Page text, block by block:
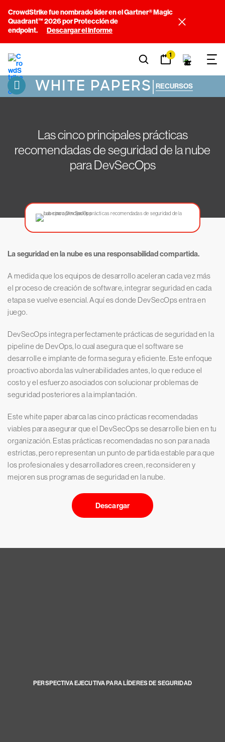
CrowdStrike fue nombrado líder en el Gartner® Magic
Quadrant™ 2026 por Protección de
endpoint.
Descargar el informe
1
WHITE PAPERS| RECURSOS
Las cinco principales prácticas
recomendadas de seguridad de la nube
para DevSecOps
La seguridad en la nube es una responsabilidad compartida.
A medida que los equipos de desarrollo aceleran cada vez más
el proceso de creación de software, integrar seguridad en cada
etapa se vuelve esencial. Aquí es donde DevSecOps entra en
juego.
DevSecOps integra perfectamente prácticas de seguridad en la
pipeline de DevOps, lo cual asegura que el software se
desarrolle e implante de forma segura y eficiente. Este enfoque
proactivo aborda las vulnerabilidades antes, lo que reduce el
costo y el esfuerzo asociados con solucionar problemas de
seguridad posteriores a la implantación.
Este white paper abarca las cinco prácticas recomendadas
viables para asegurar que el DevSecOps se desarrolle bien en tu
organización. Estas prácticas recomendadas no son para nada
estrictas, pero representan un punto de partida estable para que
los profesionales y desarrolladores creen, reconsideren y
mejoren sus programas de seguridad en la nube.
Descargar
PERSPECTIVA EJECUTIVA PARA LÍDERES DE SEGURIDAD